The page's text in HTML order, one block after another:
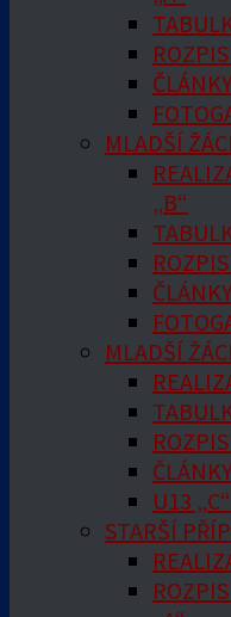
MLADŠÍ
„B“
MLADŠÍ
U13
STARŠÍ